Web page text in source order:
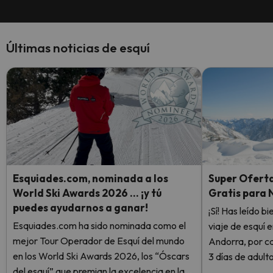
Últimas noticias de esquí
Esquiades.com, nominada a los
World Ski Awards 2026 … ¡y tú
puedes ayudarnos a ganar!
Esquiades.com ha sido nominada como el
mejor Tour Operador de Esquí del mundo
en los World Ski Awards 2026, los “Óscars
Super
Gratis para
¡Sí! Has leído
viaje de esquí
Andorra, por
3 días de